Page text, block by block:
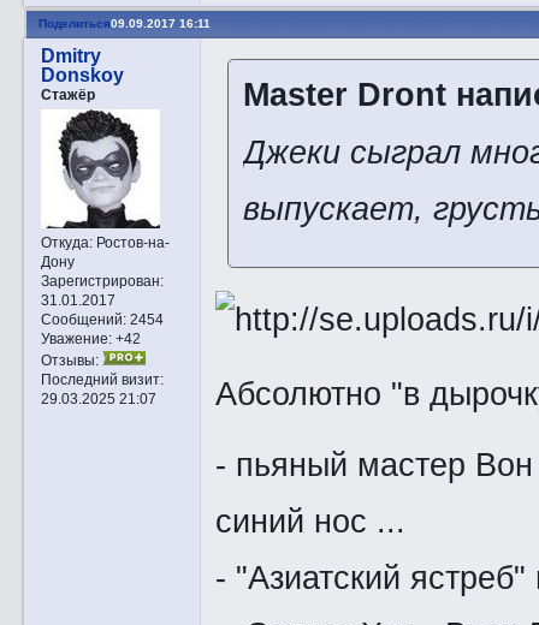
Поделиться09.09.2017 16:11
Dmitry
Donskoy
Стажёр
Откуда:Ростов-на-
Дону
Зарегистрирован:
31.01.2017
Сообщений:2454
Уважение: +42
Отзывы:
Последний визит:
29.03.2025 21:07
Master Dront
Джеки сыграл
выпускает,
Абсолютно "в
- пьяный мастер
синий нос ...
- "Азиатский